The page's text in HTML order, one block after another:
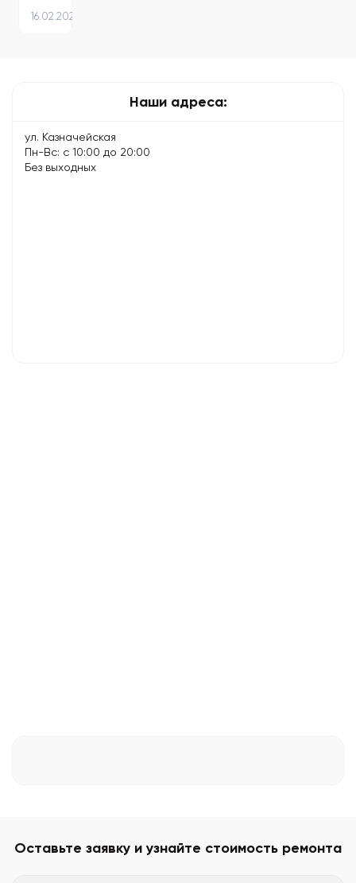
электросамоката
16.02.2024
Наши адреса:
ул. Казначейская
Пн-Вс: с 10:00 до 20:00
Без выходных
Оставьте заявку и узнайте стоимость ремонта